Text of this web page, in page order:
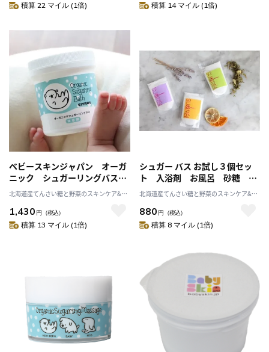
積算 22 マイル (1倍) 積算 14 マイル (1倍)
ベビースキンジャパン オーガ
ニック シュガーリングバス
沐浴剤 無添加 赤ちゃん ス
キンケア 出産祝い
北海道産てんさい糖と野菜のスキンケア&ヘ
1,430 円 （税込）
積算 13 マイル (1倍)
シュガー バス お試し３個セッ
ト 入浴剤 お風呂 砂糖 天
然成分 無添加 精油 バスタ
イム
北海道産てんさい糖と野菜のスキンケア&ヘ
880 円 （税込）
積算 8 マイル (1倍)